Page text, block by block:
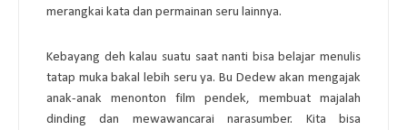
merangkai kata dan permainan seru lainnya.
Kebayang deh kalau suatu saat nanti bisa belajar menulis
tatap muka bakal lebih seru ya. Bu Dedew akan mengajak
anak-anak menonton film pendek, membuat majalah
dinding dan mewawancarai narasumber. Kita bisa